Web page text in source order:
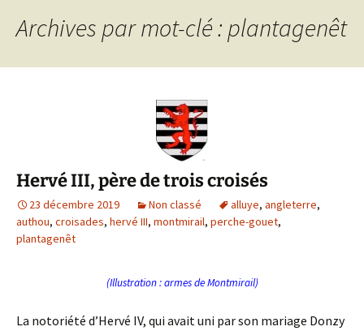
Archives par mot-clé : plantagenêt
Hervé III, père de trois croisés
23 décembre 2019 Non classé alluye, angleterre,
authou, croisades, hervé III, montmirail, perche-gouet,
plantagenêt
(Illustration : armes de Montmirail)
La notoriété d’Hervé IV, qui avait uni par son mariage Donzy